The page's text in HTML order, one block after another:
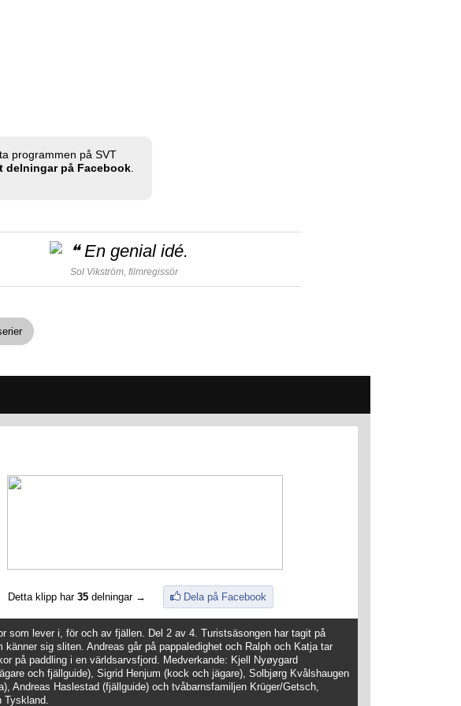
programmen på SVT
delningar på Facebook
❝En genial idé.
Sol Vikström, filmregissör
Detta klipp har 35 delningar → Dela på Facebook
som lever i, för och av fjällen. Del 2 av 4. Turistsäsongen har tagit på
känner sig sliten. Andreas går på pappaledighet och Ralph och Katja tar
på paddling i en världsarvsfjord. Medverkande: Kjell Nyøygard
och fjällguide), Sigrid Henjum (kock och jägare), Solbjørg Kvålshaugen
Andreas Haslestad (fjällguide) och tvåbarnsfamiljen Krüger/Getsch,
Tyskland.